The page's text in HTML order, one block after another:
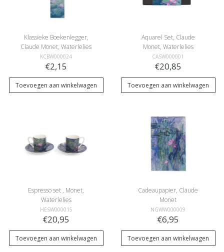
Klassieke Boekenlegger,
Claude Monet, Waterlelies
KCBW000024
€2,15
Toevoegen aan winkelwagen
Aquarel Set, Claude
Monet, Waterlelies
CASW000001
€20,85
Toevoegen aan winkelwagen
Espresso set , Monet,
Waterlelies
HESW000015
€20,95
Toevoegen aan winkelwagen
Cadeaupapier, Claude
Monet
NGWW000009
€6,95
Toevoegen aan winkelwagen